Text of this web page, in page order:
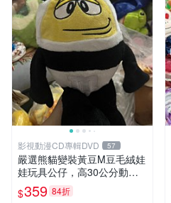
影視動漫CD專輯DVD 57
嚴選熊貓變裝黃豆M豆毛絨娃
娃玩具公仔，高30公分動漫
周邊 熊貓 變裝 公仔
$359 84折